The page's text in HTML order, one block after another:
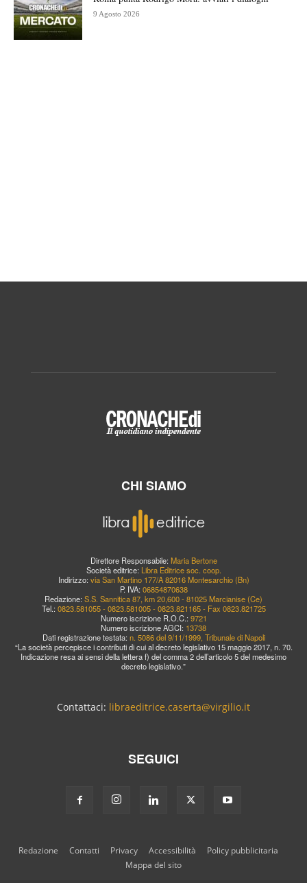
9 Agosto 2026
CHI SIAMO
Direttore Responsabile: Maria Bertone
Società editrice: Libra Editrice soc. coop.
Indirizzo: via San Martino 177/A 82016 Montesarchio (Bn)
P. IVA: 06854870638
Redazione: S.S. Sannitica 87, km 20,600 - 81025 Marcianise (Ce)
Tel.: 0823.581055 - 0823.581005 - 0823.821165 - Fax 0823.821725
Numero iscrizione R.O.C.: 9721
Numero iscrizione AGCI: 13738
Dati registrazione testata: n. 5086 del 9/11/1999, Tribunale di Napoli
“La società percepisce i contributi di cui al decreto legislativo 15 maggio 2017, n. 70.
Indicazione resa ai sensi della lettera f) del comma 2 dell’articolo 5 del medesimo
decreto legislativo.”
Contattaci: libraeditrice.caserta@virgilio.it
SEGUICI
Redazione Contatti Privacy Accessibilità
Policy pubblicitaria
Mappa del sito